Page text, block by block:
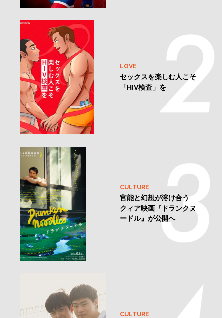
LOVE
セックスを楽しむ人こそ
「HIV検査」を
CULTURE
官能と幻想が溶け合う──
クィア映画『ドランクヌ
ードル』が公開へ
CULTURE